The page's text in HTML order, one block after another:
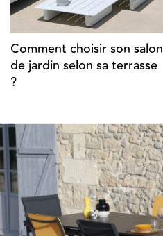
Comment choisir son salon
de jardin selon sa terrasse
?